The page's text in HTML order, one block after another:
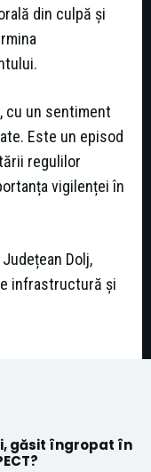
din culpă și
cu un sentiment
Este un episod
regulilor
vigilenței în
Dolj,
infrastructură și
găsit îngropat în